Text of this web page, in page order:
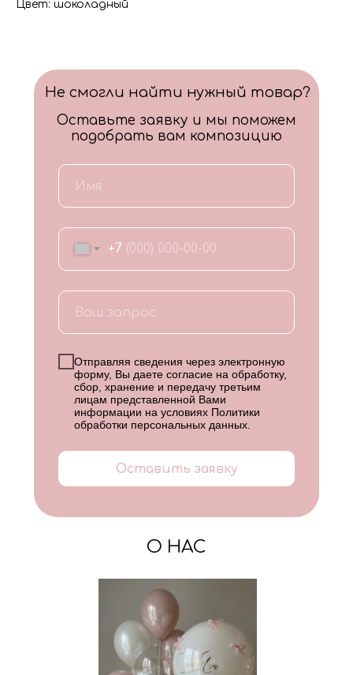
Цвет: шоколадный
+7
Отправляя сведения через электронную
форму, Вы даете согласие на обработку,
сбор, хранение и передачу третьим
лицам представленной Вами
информации на условиях Политики
обработки персональных данных
Оставить заявку
Не смогли найти нужный товар?
Оставьте заявку и мы поможем
подобрать вам композицию
О НАС